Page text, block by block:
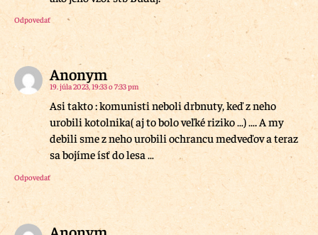
Odpovedať
Anonym
19. júla 2023, 19:33 o 7:33 pm
Asi takto : komunisti neboli drbnuty, keď z neho
urobili kotolnika( aj to bolo veľké riziko …) …. A my
debili sme z neho urobili ochrancu medveďov a teraz
sa bojíme ísť do lesa …
Odpovedať